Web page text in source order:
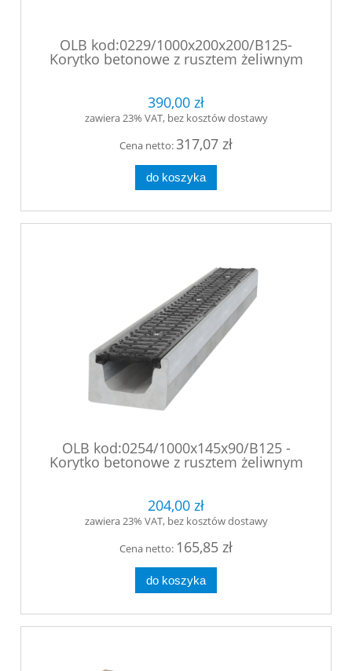
OLB kod:0229/1000x200x200/B125-
Korytko betonowe z rusztem żeliwnym
390,00 zł
zawiera 23% VAT, bez kosztów dostawy
Cena netto:317,07 zł
do koszyka
OLB kod:0254/1000x145x90/B125 -
Korytko betonowe z rusztem żeliwnym
204,00 zł
zawiera 23% VAT, bez kosztów dostawy
Cena netto: 165,85 zł
do koszyka